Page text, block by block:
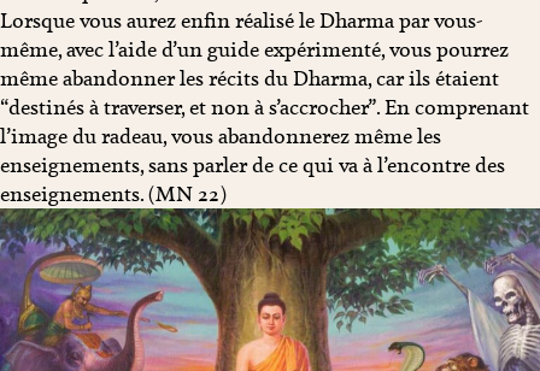
Lorsque vous aurez enfin réalisé le Dharma par vous-
même, avec l’aide d’un guide expérimenté, vous pourrez
même abandonner les récits du Dharma, car ils étaient
“destinés à traverser, et non à s’accrocher”. En comprenant
l’image du radeau, vous abandonnerez même les
enseignements, sans parler de ce qui va à l’encontre des
enseignements. (MN 22)